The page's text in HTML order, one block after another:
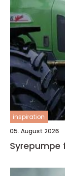
inspiration
05. August 2026